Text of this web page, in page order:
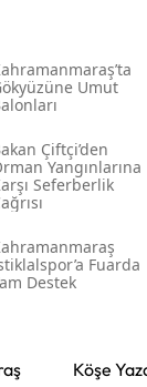
Umut
Çiftçi’den
Yangınlarına
Seferberlik
Fuarda
Destek
Köşe